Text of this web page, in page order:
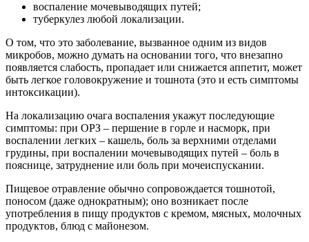
воспаление мочевыводящих путей;
туберкулез любой локализации.
О том, что это заболевание, вызванное одним из видов
микробов, можно думать на основании того, что внезапно
появляется слабость, пропадает или снижается аппетит, может
быть легкое головокружение и тошнота (это и есть симптомы
интоксикации).
На локализацию очага воспаления укажут последующие
симптомы: при ОРЗ – першение в горле и насморк, при
воспалении легких – кашель, боль за верхними отделами
грудины, при воспалении мочевыводящих путей – боль в
пояснице, затруднение или боль при мочеиспускании.
Пищевое отравление обычно сопровождается тошнотой,
поносом (даже однократным); оно возникает после
употребления в пищу продуктов с кремом, мясных, молочных
продуктов, блюд с майонезом.